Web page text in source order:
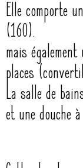
Elle comporte
(160).
mais
places
La salle de
et une douche